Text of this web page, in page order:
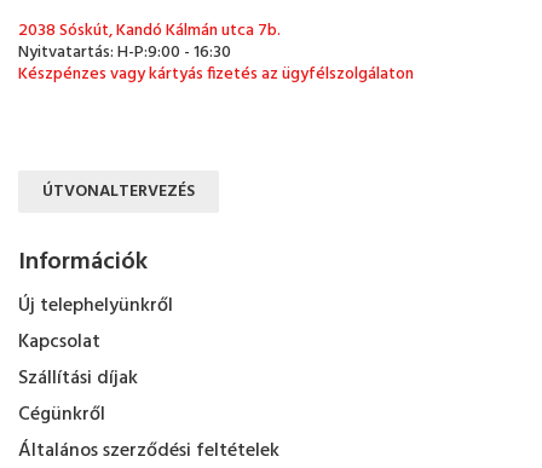
2038 Sóskút, Kandó Kálmán utca 7b.
Nyitvatartás: H-P:9:00 - 16:30
Készpénzes vagy kártyás fizetés az ügyfélszolgálaton
ÚTVONALTERVEZÉS
Információk
Új telephelyünkről
Kapcsolat
Szállítási díjak
Cégünkről
Általános szerződési feltételek